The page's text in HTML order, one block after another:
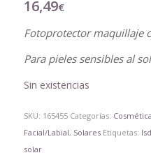
16,49€
Fotoprotector maquillaje
Para pieles sensibles al
Sin existencias
SKU: 165455 Categorías: Cosmética
Facial/Labial, Solares Etiquetas:
solar